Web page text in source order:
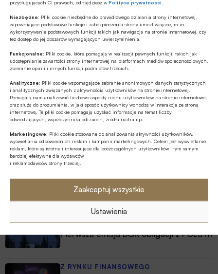
przysługujących Ci prawach, odnajdziesz wPolityce prywatności
Niezbędne: Pliki cookie niezbędne do prawidłowego działania strony internetowej,
zapewniające podstawowe funkcje i zabezpieczenia strony umożliwiające, m.in.
wykorzystywanie podstawowych funkcji takich jak nawigacja na stronie internetowej, czy
tez dostęp do jej obszarów wymagających uwierzytelnienia.
Funkcjonalne: Pliki cookie, które pomagają w realizacji pewnych funkcji, takich jak
udostępnianie zawartości strony internetowej na platformach mediów społecznościowych,
zbieranie opinii i innych funkcji podmiotów trzecich.
Analityczne: Pliki cookie wspomagające zebranie anonimowych danych statystycznych
i analitycznych związanych z aktywnością użytkowników na stronie internetowej.
Pomagają nam analizować liczbowe aspekty ruchu użytkowników na stronie internetowej
oraz służą do zrozumienia, w jaki sposób użytkownicy wchodzą w interakcje ze stroną
internetową. Te pliki cookie pomagają uzyskać informacje na temat liczby
odwiedzających, współczynnika odrzuceń, źródła ruchu itp.
Marketingowe: Pliki cookie stosowane do analizowania aktywności użytkowników,
wyświetlania odpowiednich reklam i kampanii marketingowych. Celem jest wyświetlanie
reklam, które są istotne i interesujące dla poszczególnych użytkowników i tym samym
bardziej efektywne dla wydawców
i reklamodawców strony trzeciej.
Zaakceptuj wszystkie
Ustawienia
Autor
Źródło
BANK.pl
Polecamy
Konieczna zmiana sposobu
finansowania potrzeb polskich sił
zbrojnych
Z RYNKU FINANSOWEGO
Pierwsza emisja BGK obligacji z POLSTR
Z RYNKU FINANSOWEGO